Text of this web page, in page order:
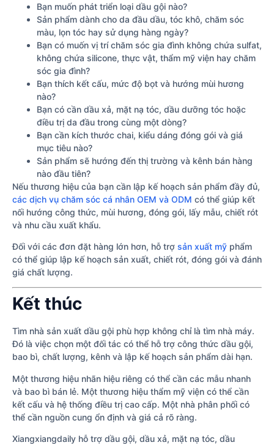
Bạn muốn phát triển loại dầu gội nào?
Sản phẩm dành cho da đầu dầu, tóc khô, chăm sóc
màu, lọn tóc hay sử dụng hàng ngày?
Bạn có muốn vị trí chăm sóc gia đình không chứa sulfat,
không chứa silicone, thực vật, thẩm mỹ viện hay chăm
sóc gia đình?
Bạn thích kết cấu, mức độ bọt và hướng mùi hương
nào?
Bạn có cần dầu xả, mặt nạ tóc, dầu dưỡng tóc hoặc
điều trị da đầu trong cùng một dòng?
Bạn cần kích thước chai, kiểu dáng đóng gói và giá
mục tiêu nào?
Sản phẩm sẽ hướng đến thị trường và kênh bán hàng
nào đầu tiên?
Nếu thương hiệu của bạn cần lập kế hoạch sản phẩm đầy đủ,
các dịch vụ chăm sóc cá nhân OEM và ODM có thể giúp kết
nối hướng công thức, mùi hương, đóng gói, lấy mẫu, chiết rót
và nhu cầu xuất khẩu.
Đối với các đơn đặt hàng lớn hơn, hỗ trợ sản xuất mỹ phẩm
có thể giúp lập kế hoạch sản xuất, chiết rót, đóng gói và đánh
giá chất lượng.
Kết thúc
Tìm nhà sản xuất dầu gội phù hợp không chỉ là tìm nhà máy.
Đó là việc chọn một đối tác có thể hỗ trợ công thức dầu gội,
bao bì, chất lượng, kênh và lập kế hoạch sản phẩm dài hạn.
Một thương hiệu nhãn hiệu riêng có thể cần các mẫu nhanh
và bao bì bán lẻ. Một thương hiệu thẩm mỹ viện có thể cần
kết cấu và hệ thống điều trị cao cấp. Một nhà phân phối có
thể cần nguồn cung ổn định và giá cả rõ ràng.
Xiangxiangdaily hỗ trợ dầu gội, dầu xả, mặt nạ tóc, dầu